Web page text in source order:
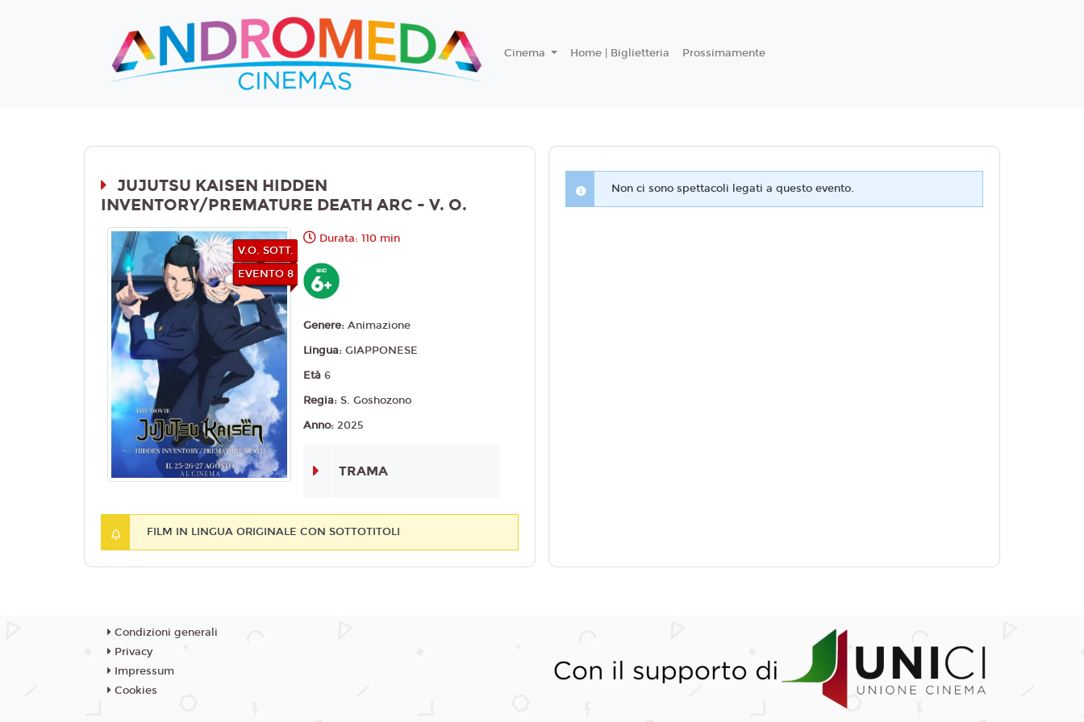
Cinema Home | Biglietteria Prossimamente
JUJUTSU KAISEN HIDDEN
INVENTORY/PREMATURE DEATH ARC - V. O.
V.O. SOTT.
EVENTO 8
Durata: 110 min
Genere:Animazione
Lingua:GIAPPONESE
Età6
Regia:S. Goshozono
Anno:2025
TRAMA
FILM IN LINGUA ORIGINALE CON SOTTOTITOLI
Non ci sono spettacoli legati a questo evento.
Condizioni generali
Privacy
Impressum
Cookies